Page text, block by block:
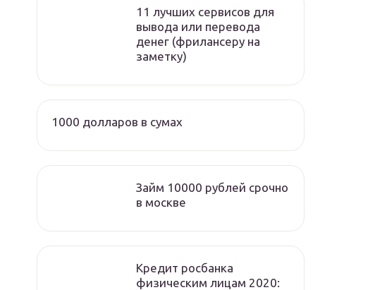
11 лучших сервисов для
вывода или перевода
денег (фрилансеру на
заметку)
1000 долларов в сумах
Займ 10000 рублей срочно
в москве
Кредит росбанка
физическим лицам 2020: